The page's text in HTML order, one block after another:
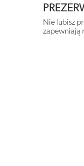
Nie lubisz
zapewniają